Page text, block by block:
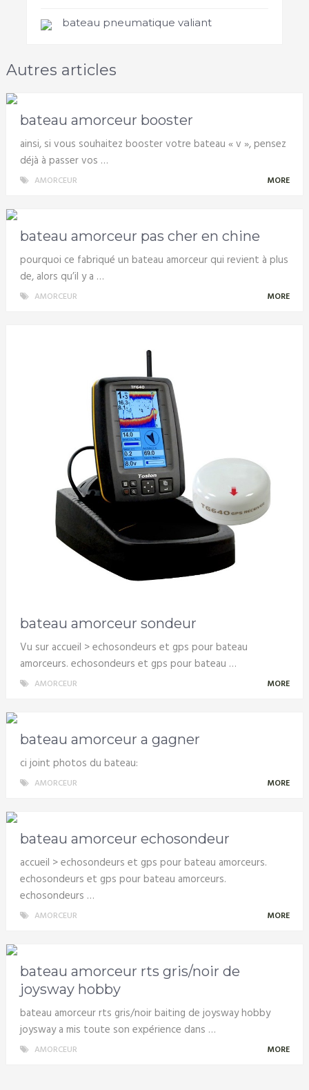
bateau pneumatique valiant
Autres articles
bateau amorceur booster
ainsi, si vous souhaitez booster votre bateau « v », pensez
déjà à passer vos …
AMORCEUR MORE
bateau amorceur pas cher en chine
pourquoi ce fabriqué un bateau amorceur qui revient à plus
de, alors qu’il y a …
AMORCEUR MORE
bateau amorceur sondeur
Vu sur accueil > echosondeurs et gps pour bateau
amorceurs. echosondeurs et gps pour bateau …
AMORCEUR MORE
bateau amorceur a gagner
ci joint photos du bateau:
AMORCEUR MORE
bateau amorceur echosondeur
accueil > echosondeurs et gps pour bateau amorceurs.
echosondeurs et gps pour bateau amorceurs.
echosondeurs …
AMORCEUR MORE
bateau amorceur rts gris/noir de
joysway hobby
bateau amorceur rts gris/noir baiting de joysway hobby
joysway a mis toute son expérience dans …
AMORCEUR MORE